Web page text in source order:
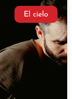
El cielo